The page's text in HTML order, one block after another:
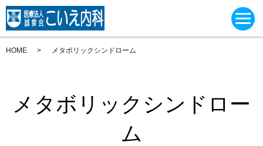
HOME メタボリックシンドローム
メタボリックシンドロー
ム